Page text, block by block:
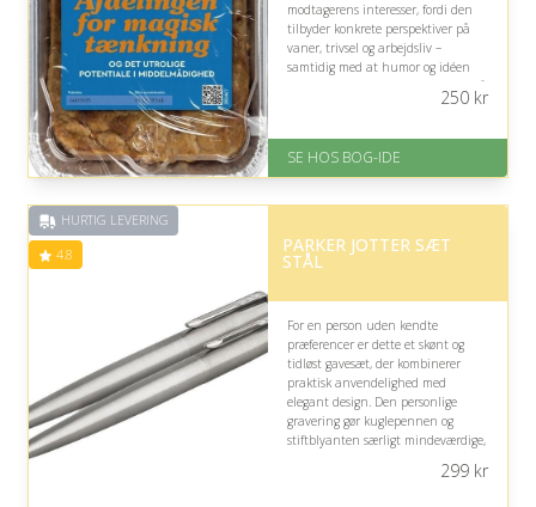
modtagerens interesser, fordi den
tilbyder konkrete perspektiver på
vaner, trivsel og arbejdsliv –
samtidig med at humor og idéen
om “godt nok” gør fagstoffet let at gå
På lager
Levering: 1-3 hverdage -
Gratis fragt
på 4.6 ud af 5
250kr
SE HOS BOG-IDE
HURTIG LEVERING
4.8 PARKER JOTTER SÆT
STÅL
For en person uden kendte
præferencer er dette et skønt og
tidløst gavesæt, der kombinerer
praktisk anvendelighed med
elegant design. Den personlige
gravering gør kuglepennen og
stiftblyanten særligt mindeværdige,
begrænser budskabet til få tegn.
299kr